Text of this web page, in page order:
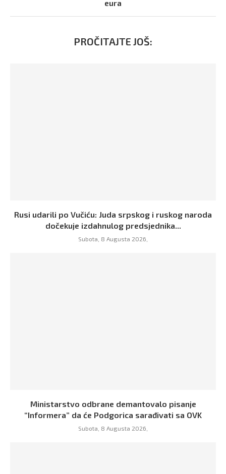
eura
PROČITAJTE JOŠ:
Rusi udarili po Vučiću: Juda srpskog i ruskog naroda
dočekuje izdahnulog predsjednika...
Subota, 8 Augusta 2026,
Ministarstvo odbrane demantovalo pisanje
“Informera” da će Podgorica sarađivati sa OVK
Subota, 8 Augusta 2026,